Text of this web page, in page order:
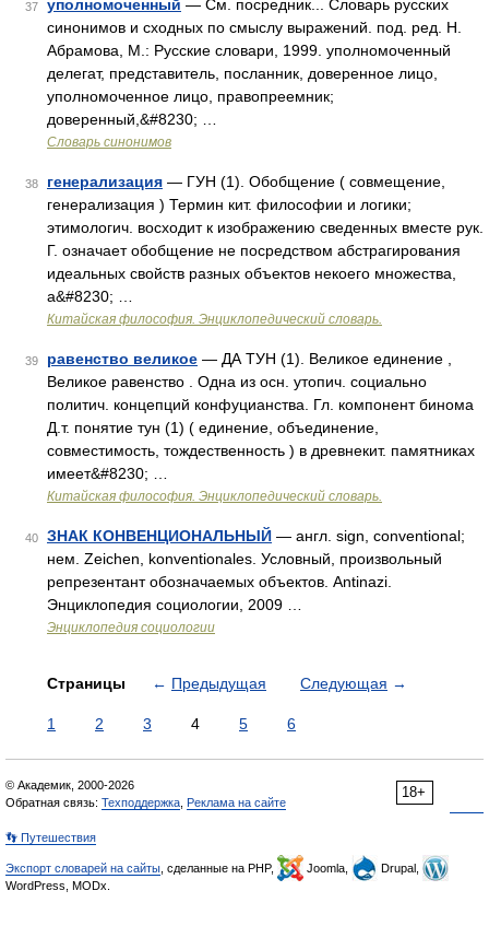
37 уполномоченный — См. посредник... Словарь русских
синонимов и сходных по смыслу выражений. под. ред. Н.
Абрамова, М.: Русские словари, 1999. уполномоченный
делегат, представитель, посланник, доверенное лицо,
уполномоченное лицо, правопреемник;
доверенный,&#8230; …
Словарь синонимов
38 генерализация — ГУН (1). Обобщение ( совмещение,
генерализация ) Термин кит. философии и логики;
этимологич. восходит к изображению сведенных вместе рук.
Г. означает обобщение не посредством абстрагирования
идеальных свойств разных объектов некоего множества,
а&#8230; …
Китайская философия. Энциклопедический словарь.
39 равенство великое — ДА ТУН (1). Великое единение ,
Великое равенство . Одна из осн. утопич. социально
политич. концепций конфуцианства. Гл. компонент бинома
Д.т. понятие тун (1) ( единение, объединение,
совместимость, тождественность ) в древнекит. памятниках
имеет&#8230; …
Китайская философия. Энциклопедический словарь.
40 ЗНАК КОНВЕНЦИОНАЛЬНЫЙ — англ. sign, conventional;
нем. Zeichen, konventionales. Условный, произвольный
репрезентант обозначаемых объектов. Antinazi.
Энциклопедия социологии, 2009 …
Энциклопедия социологии
Страницы ← Предыдущая Следующая →
1 2 3 4 5 6
18+
© Академик, 2000-2026
Обратная связь: Техподдержка Реклама на сайте
👣 Путешествия
Экспорт словарей на сайты , сделанные на PHP, Joomla,
Drupal,
WordPress, MODx.